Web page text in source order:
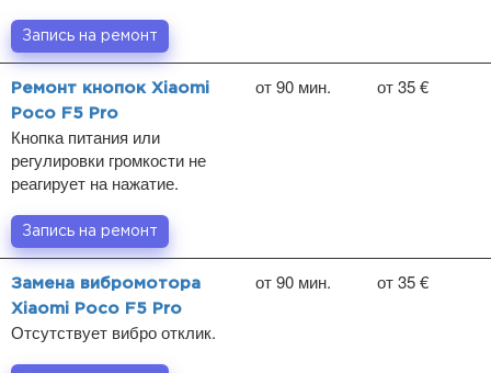
Запись на ремонт
Ремонт кнопок Xiaomi
Poco F5 Pro
Кнопка питания или
регулировки громкости не
реагирует на нажатие.
от 90 мин. от 35 €
Запись на ремонт
Замена вибромотора
Xiaomi Poco F5 Pro
Отсутствует вибро отклик.
от 90 мин. от 35 €